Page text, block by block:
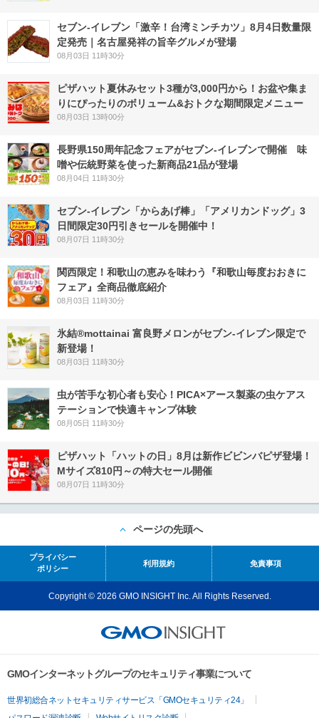
セブン-イレブン「激辛！台湾ミンチカツ」8月4日数量限
定発売｜名古屋発祥の旨辛グルメが登場
08月03日 11時30分
ピザハット夏休みセット3種が3,000円から！お盆や集ま
りにぴったりのボリューム&おトクな期間限定メニュー
08月03日 13時00分
長野県150周年記念フェアがセブン-イレブンで開催 味
噌や伝統野菜を使った新商品21品が登場
08月04日 11時30分
セブン‐イレブン「からあげ棒」「アメリカンドッグ」3
日間限定30円引きセールを開催中！
08月07日 11時30分
関西限定！和歌山の恵みを味わう『和歌山毎度おおきに
フェア』全商品徹底紹介
08月03日 11時30分
氷結®mottainai 富良野メロンがセブン‐イレブン限定で
新登場！
08月03日 11時30分
虫が苦手な初心者も安心！PICA×アース製薬の虫ケアス
テーションで快適キャンプ体験
08月05日 11時30分
ピザハット「ハットの日」8月は新作ビビンバピザ登場！
Mサイズ810円～の特大セール開催
08月07日 11時30分
ページの先頭へ
プライバシー
ポリシー
利用規約 免責事項
Copyright © 2026 GMO INSIGHT Inc. All Rights Reserved.
GMOインターネットグループのセキュリティ事業について
世界初総合ネットセキュリティサービス「GMOセキュリティ24」